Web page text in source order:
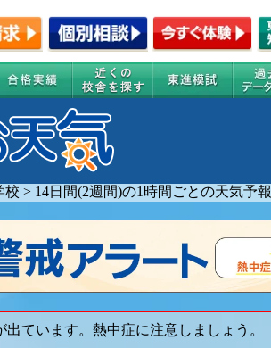
校 > 14日間(2週間)の1時間ごとの天気予報
ています。熱中症に注意しましょう。